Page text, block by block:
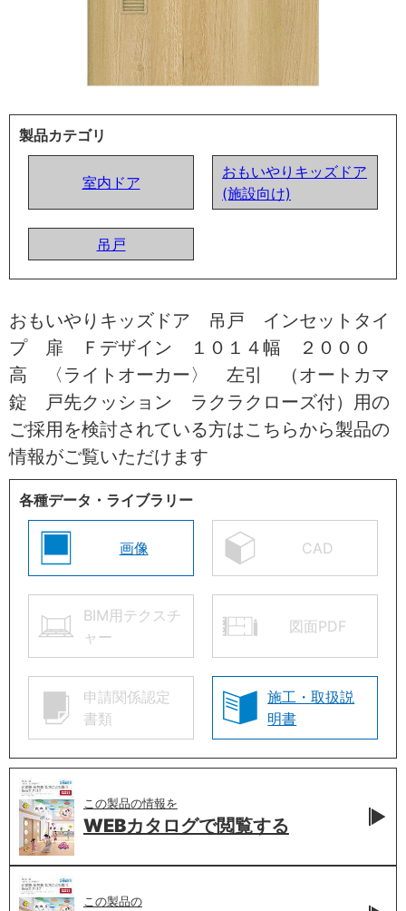
製品カテゴリ
室内ドア
おもいやりキッズドア
(施設向け)
吊戸
おもいやりキッズドア 吊戸 インセットタイ
プ 扉 Ｆデザイン １０１４幅 ２０００
高 〈ライトオーカー〉 左引 （オートカマ
錠 戸先クッション ラクラクローズ付）用の
ご採用を検討されている方はこちらから製品の
情報がご覧いただけます
各種データ・ライブラリー
画像 CAD
BIM用テクスチ
ャー
図面PDF
申請関係認定
書類
施工・取扱説
明書
この製品の情報を
WEBカタログで閲覧する
この製品の